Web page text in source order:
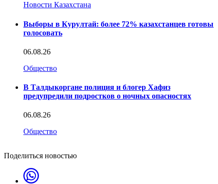
Новости Казахстана
Выборы в Курултай: более 72% казахстанцев готовы
голосовать
06.08.26
Общество
В Талдыкоргане полиция и блогер Хафиз
предупредили подростков о ночных опасностях
06.08.26
Общество
Поделиться новостью